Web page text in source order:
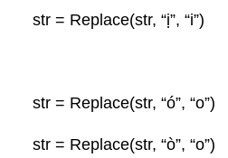
str = Replace(str, “ị”, “i”)
str = Replace(str, “ó”, “o”)
str = Replace(str, “ò”, “o”)